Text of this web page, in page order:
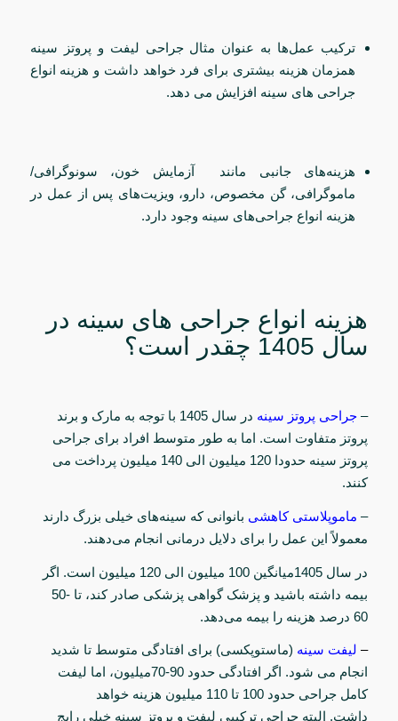
ترکیب عمل‌ها به عنوان مثال جراحی لیفت و پروتز سینه
همزمان هزینه بیشتری برای فرد خواهد داشت و هزینه انواع
جراحی‌ های سینه افزایش می دهد.
هزینه‌های جانبی مانند آزمایش خون، سونوگرافی/
ماموگرافی، گن مخصوص، دارو، ویزیت‌های پس از عمل در
هزینه انواع جراحی‌های سینه وجود دارد.
هزینه انواع جراحی‌ های سینه در
سال 1405 چقدر است؟
– جراحی پروتز سینه
در سال 1405 با توجه به مارک و برند
پروتز متفاوت است. اما به طور متوسط افراد برای جراحی
پروتز سینه حدودا 120 میلیون الی 140 میلیون پرداخت می
کنند.
– ماموپلاستی کاهشی بانوانی که سینه‌های خیلی بزرگ دارند
معمولاً این عمل را برای دلایل درمانی انجام می‌دهند.
در سال 1405میانگین 100
میلیون الی 120 میلیون است. اگر
بیمه داشته باشید و پزشک گواهی پزشکی صادر کند، تا 50-
60درصد هزینه را بیمه می‌دهد.
– لیفت سینه (ماستوپکسی) برای افتادگی متوسط تا شدید
انجام می شود. اگر افتادگی حدود 70-90میلیون، اما لیفت
کامل جراحی حدود 100 تا 110
میلیون هزینه خواهد
داشت. البته جراحی ترکیبی لیفت و پروتز سینه خیلی رایج